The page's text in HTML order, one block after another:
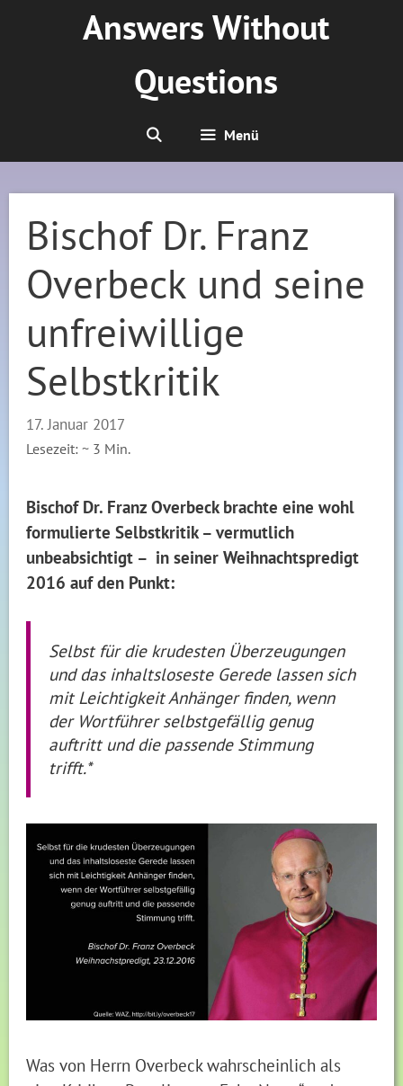
Answers Without
Questions
Menü
Bischof Dr. Franz
Overbeck und seine
unfreiwillige
Selbstkritik
17. Januar 2017
Lesezeit: ~ 3 Min.
Bischof Dr. Franz Overbeck brachte eine wohl
formulierte Selbstkritik – vermutlich
unbeabsichtigt – in seiner Weihnachtspredigt
2016 auf den Punkt:
Selbst für die krudesten Überzeugungen
und das inhaltsloseste Gerede lassen sich
mit Leichtigkeit Anhänger finden, wenn
der Wortführer selbstgefällig genug
auftritt und die passende Stimmung
trifft.*
Was von Herrn Overbeck wahrscheinlich als